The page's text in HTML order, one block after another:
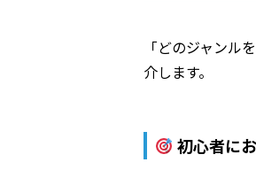
「どのジャンル
介します。
初心者に